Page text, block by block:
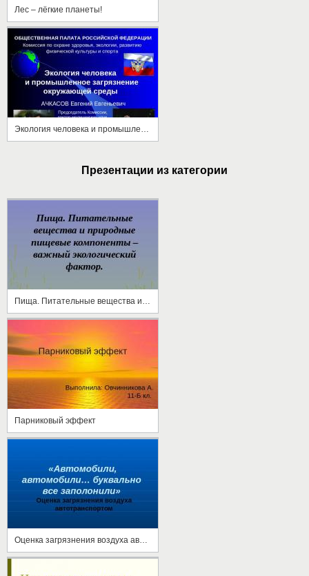
Лес – лёгкие планеты!
Презентации из категории
Парниковый эффект